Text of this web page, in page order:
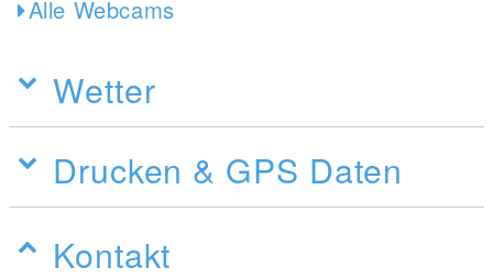
Alle Webcams
Wetter
Drucken & GPS Daten
Kontakt